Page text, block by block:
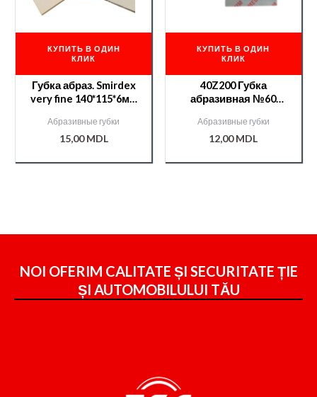
КУПИТЬ В ОДИН
КЛИК
Губка абраз. Smirdex
very fine 140*115*6мм
Абразивные губки
15,00MDL
КУПИТЬ В ОДИН
КЛИК
40Z200 Губка
абразивная №60
Абразивные губки
12,00MDL
NOI OFERIM CALITATE ȘI SECURITATE ȚIE
ȘI AUTOMOBILULUI TĂU